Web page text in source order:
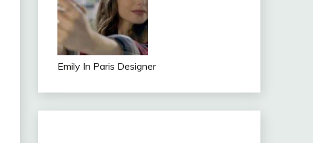
Emily In Paris Designer